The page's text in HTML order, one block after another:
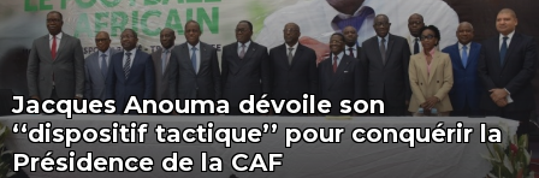
Jacques Anouma dévoile son
‘‘dispositif tactique’’ pour conquérir la
Présidence de la CAF